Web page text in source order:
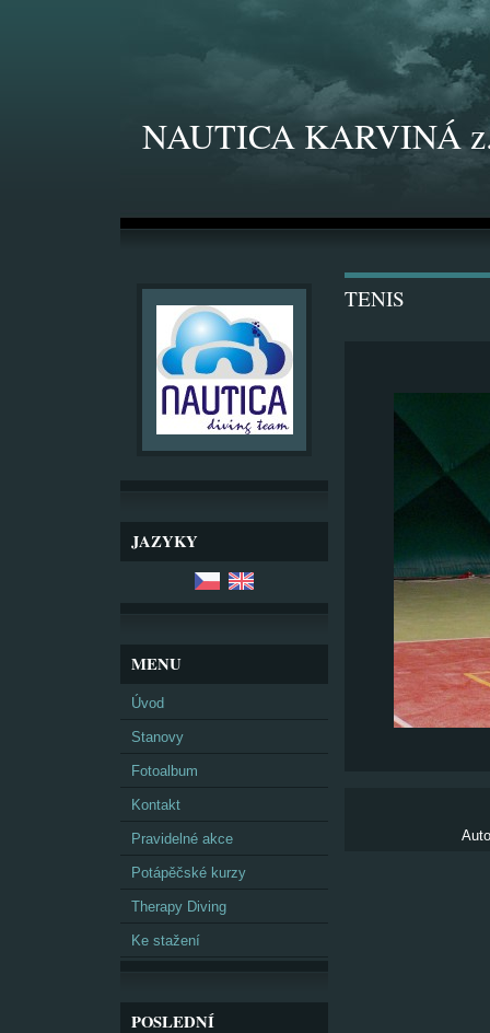
NAUTICA KARVINÁ
JAZYKY
MENU
Úvod
Stanovy
Fotoalbum
Kontakt
Pravidelné akce
Potápěčské kurzy
Therapy Diving
Ke stažení
POSLEDNÍ
TENIS